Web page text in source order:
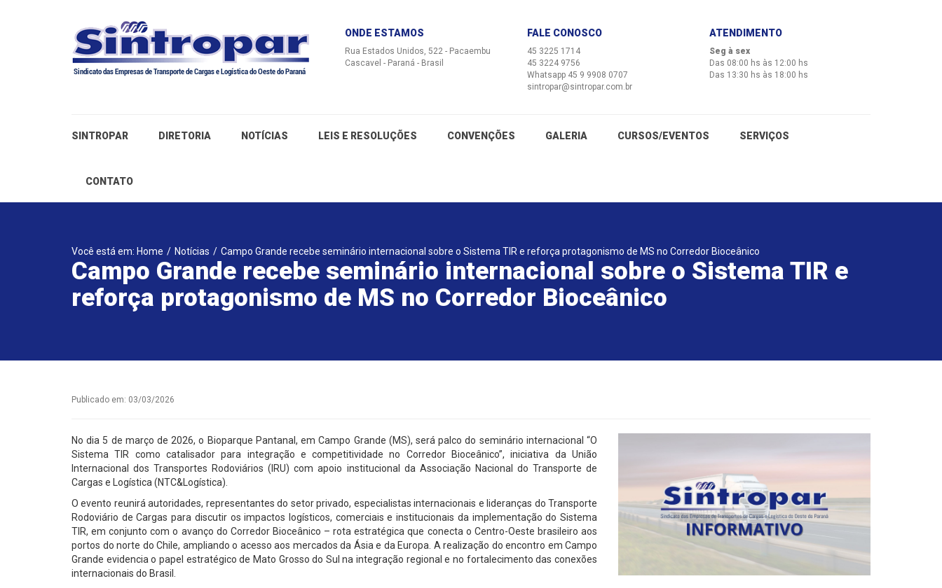
ONDE ESTAMOS
Rua Estados Unidos, 522 - Pacaembu
Cascavel - Paraná - Brasil
FALE CONOSCO
45 3225 1714
45 3224 9756
Whatsapp 45 9 9908 0707
sintropar@sintropar.com.br
ATENDIMENTO
Seg à sex
Das 08:00 hs às 12:00 hs
Das 13:30 hs às 18:00 hs
SINTROPAR DIRETORIA NOTÍCIAS LEIS E RESOLUÇÕES CONVENÇÕES GALERIA CURSOS/EVENTOS SERVIÇOS
CONTATO
Você está em: Home / Notícias / Campo Grande recebe seminário internacional sobre o Sistema TIR e reforça protagonismo de MS no Corredor Bioceânico
Campo Grande recebe seminário internacional sobre o Sistema TIR e
reforça protagonismo de MS no Corredor Bioceânico
Publicado em: 03/03/2026
No dia 5 de março de 2026, o Bioparque Pantanal, em Campo Grande (MS), será palco do seminário internacional “O
Sistema TIR como catalisador para integração e competitividade no Corredor Bioceânico”, iniciativa da União
Internacional dos Transportes Rodoviários (IRU) com apoio institucional da Associação Nacional do Transporte de
Cargas e Logística (NTC&Logística).
O evento reunirá autoridades, representantes do setor privado, especialistas internacionais e lideranças do Transporte
Rodoviário de Cargas para discutir os impactos logísticos, comerciais e institucionais da implementação do Sistema
TIR, em conjunto com o avanço do Corredor Bioceânico – rota estratégica que conecta o Centro-Oeste brasileiro aos
portos do norte do Chile, ampliando o acesso aos mercados da Ásia e da Europa. A realização do encontro em Campo
Grande evidencia o papel estratégico de Mato Grosso do Sul na integração regional e no fortalecimento das conexões
internacionais do Brasil.